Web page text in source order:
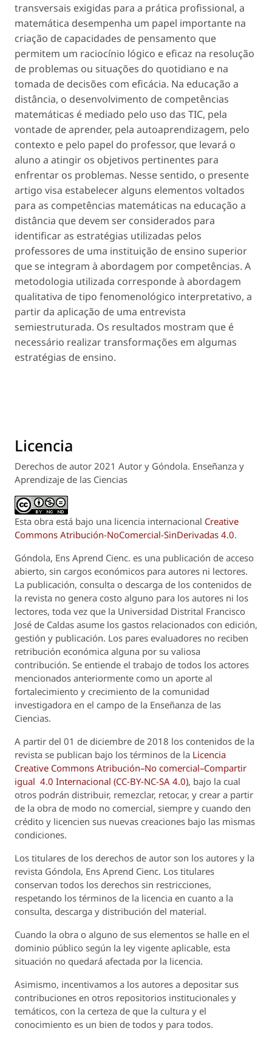
transversais exigidas para a prática profissional, a
matemática desempenha um papel importante na
criação de capacidades de pensamento que
permitem um raciocínio lógico e eficaz na resolução
de problemas ou situações do quotidiano e na
tomada de decisões com eficácia. Na educação a
distância, o desenvolvimento de competências
matemáticas é mediado pelo uso das TIC, pela
vontade de aprender, pela autoaprendizagem, pelo
contexto e pelo papel do professor, que levará o
aluno a atingir os objetivos pertinentes para
enfrentar os problemas. Nesse sentido, o presente
artigo visa estabelecer alguns elementos voltados
para as competências matemáticas na educação a
distância que devem ser considerados para
identificar as estratégias utilizadas pelos
professores de uma instituição de ensino superior
que se integram à abordagem por competências. A
metodologia utilizada corresponde à abordagem
qualitativa de tipo fenomenológico interpretativo, a
partir da aplicação de uma entrevista
semiestruturada. Os resultados mostram que é
necessário realizar transformações em algumas
estratégias de ensino.
Licencia
Derechos de autor 2021 Autor y Góndola. Enseñanza y
Aprendizaje de las Ciencias
Esta obra está bajo una licencia internacional Creative
Commons Atribución-NoComercial-SinDerivadas 4.0.
Góndola, Ens Aprend Cienc. es una publicación de acceso
abierto, sin cargos económicos para autores ni lectores.
La publicación, consulta o descarga de los contenidos de
la revista no genera costo alguno para los autores ni los
lectores, toda vez que la Universidad Distrital Francisco
José de Caldas asume los gastos relacionados con edición,
gestión y publicación. Los pares evaluadores no reciben
retribución económica alguna por su valiosa
contribución. Se entiende el trabajo de todos los actores
mencionados anteriormente como un aporte al
fortalecimiento y crecimiento de la comunidad
investigadora en el campo de la Enseñanza de las
Ciencias.
A partir del 01 de diciembre de 2018 los contenidos de la
revista se publican bajo los términos de la Licencia
Creative Commons Atribución–No comercial–Compartir
igual 4.0 Internacional (CC-BY-NC-SA 4.0), bajo la cual
otros podrán distribuir, remezclar, retocar, y crear a partir
de la obra de modo no comercial, siempre y cuando den
crédito y licencien sus nuevas creaciones bajo las mismas
condiciones.
Los titulares de los derechos de autor son los autores y la
revista Góndola, Ens Aprend Cienc. Los titulares
conservan todos los derechos sin restricciones,
respetando los términos de la licencia en cuanto a la
consulta, descarga y distribución del material.
Cuando la obra o alguno de sus elementos se halle en el
dominio público según la ley vigente aplicable, esta
situación no quedará afectada por la licencia.
Asimismo, incentivamos a los autores a depositar sus
contribuciones en otros repositorios institucionales y
temáticos, con la certeza de que la cultura y el
conocimiento es un bien de todos y para todos.